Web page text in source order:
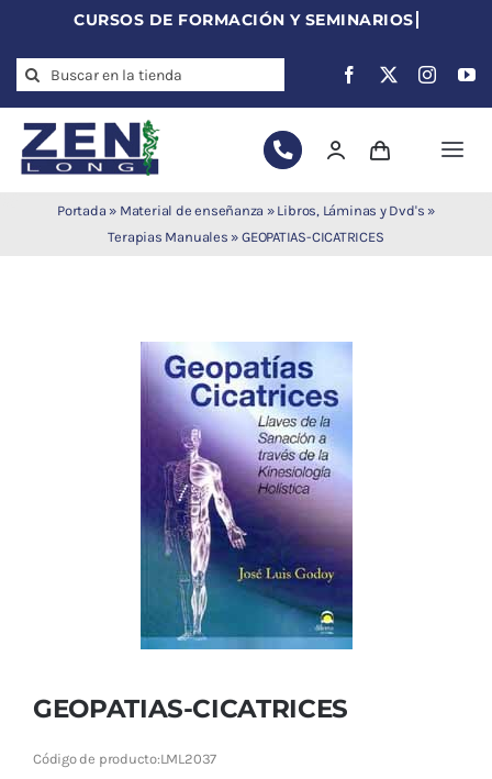
content
Search
for:
Auriculomedicina
Terapias
Portada » Material de enseñanza » Libros, Láminas y Dvd's »
Terapias Manuales » GEOPATIAS-CICATRICES
GEOPATIAS-CICATRICES
Código de producto:LML2037